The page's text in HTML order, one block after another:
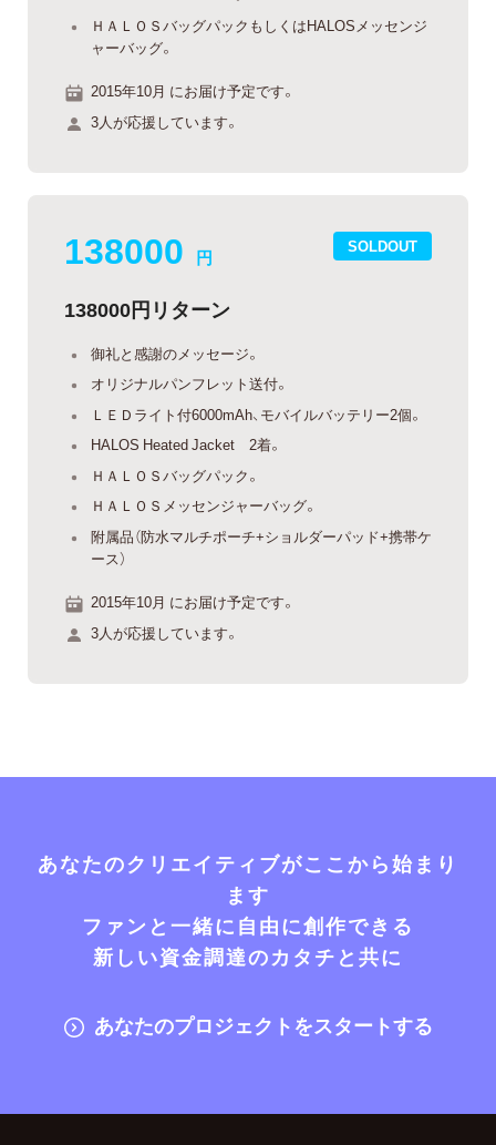
ＨＡＬＯＳバッグパックもしくはHALOSメッセンジ
ャーバッグ。
2015年10月 にお届け予定です。
3人が応援しています。
SOLDOUT
138000 円
138000円リターン
御礼と感謝のメッセージ。
オリジナルパンフレット送付。
ＬＥＤライト付6000mAh、モバイルバッテリー2個。
HALOS Heated Jacket 2着。
ＨＡＬＯＳバッグパック。
ＨＡＬＯＳメッセンジャーバッグ。
附属品（防水マルチポーチ+ショルダーパッド+携帯ケ
ース）
2015年10月 にお届け予定です。
3人が応援しています。
あなたのクリエイティブがここから始まり
ます
ファンと一緒に自由に創作できる
新しい資金調達のカタチと共に
あなたのプロジェクトをスタートする